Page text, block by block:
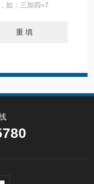
如：三加四=7